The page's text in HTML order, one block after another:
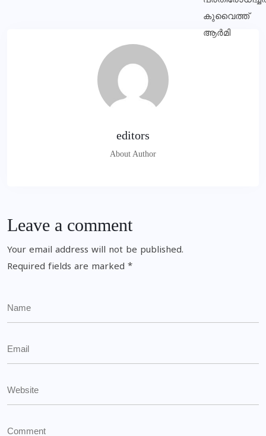
editors
About Author
Leave a comment
Your email address will not be published.
Required fields are marked *